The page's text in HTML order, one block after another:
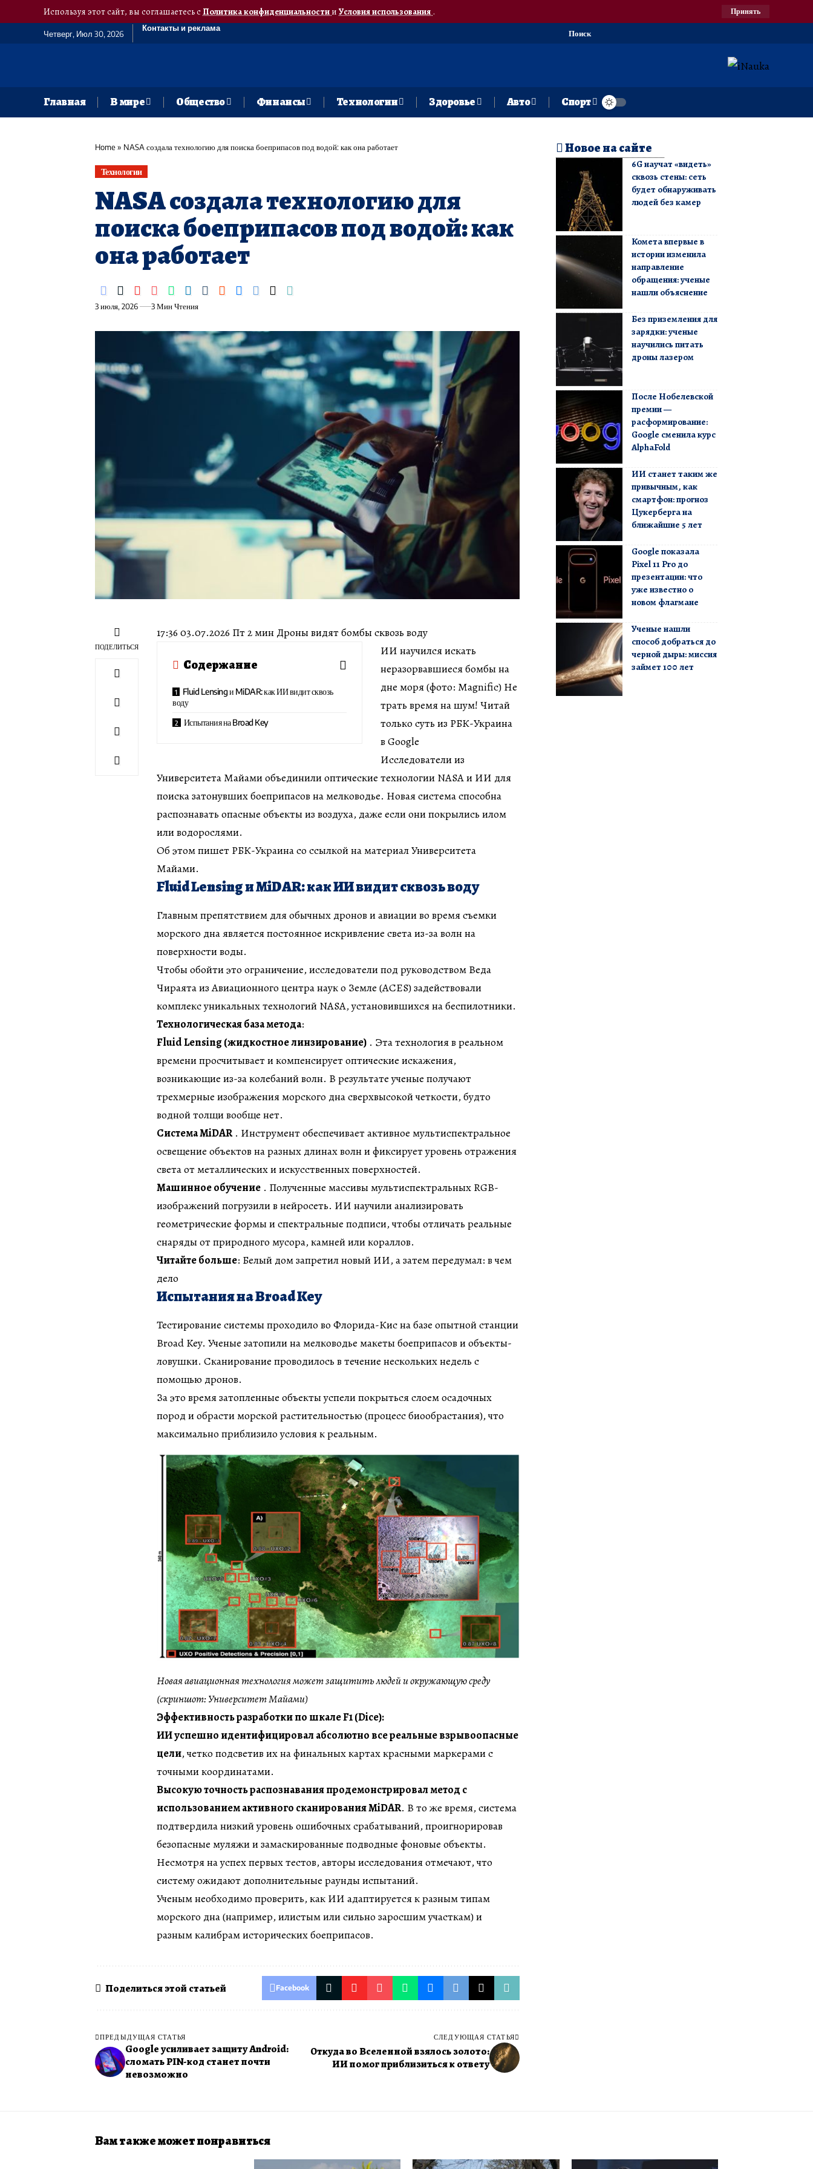
Используя этот сайт, вы соглашаетесь сПолитика конфиденциальностии Условия использования. Принять
Четверг, Июл 30, 2026
Контакты и реклама
Поиск
Главная В мире Общество Финансы Технологии Здоровье Авто Спорт
Home» NASA создала технологию для поиска боеприпасов под водой: как она работает
Технологии
NASA создала технологию для
поиска боеприпасов под водой: как
она работает
3 июля, 2026 3 Мин Чтения
ПОДЕЛИТЬСЯ
17:36 03.07.2026 Пт 2 мин Дроны видят бомбы сквозь воду
Содержание
Fluid Lensing и MiDAR: как ИИ видит сквозь
воду
Испытания на Broad Key
ИИ научился искать
неразорвавшиеся бомбы на
дне моря (фото: Magnific) Не
трать время на шум! Читай
только суть из РБК-Украина
в Google
Исследователи из
Университета Майами объединили оптические технологии NASA и ИИ для
поиска затонувших боеприпасов на мелководье. Новая система способна
распознавать опасные объекты из воздуха, даже если они покрылись илом
или водорослями.
Об этом пишет РБК-Украина со ссылкой на материал Университета
Майами.
Fluid Lensing и MiDAR: как ИИ видит сквозь воду
Главным препятствием для обычных дронов и авиации во время съемки
морского дна является постоянное искривление света из-за волн на
поверхности воды.
Чтобы обойти это ограничение, исследователи под руководством Веда
Чираята из Авиационного центра наук о Земле (ACES) задействовали
комплекс уникальных технологий NASA, установившихся на беспилотники.
Технологическая база метода:
Fluid Lensing (жидкостное линзирование) . Эта технология в реальном
времени просчитывает и компенсирует оптические искажения,
возникающие из-за колебаний волн. В результате ученые получают
трехмерные изображения морского дна сверхвысокой четкости, будто
водной толщи вообще нет.
Система MiDAR. Инструмент обеспечивает активное мультиспектральное
освещение объектов на разных длинах волн и фиксирует уровень отражения
света от металлических и искусственных поверхностей.
Машинное обучение . Полученные массивы мультиспектральных RGB-
изображений погрузили в нейросеть. ИИ научили анализировать
геометрические формы и спектральные подписи, чтобы отличать реальные
снаряды от природного мусора, камней или кораллов.
Читайте больше: Белый дом запретил новый ИИ, а затем передумал: в чем
дело
Испытания на Broad Key
Тестирование системы проходило во Флорида-Кис на базе опытной станции
Broad Key. Ученые затопили на мелководье макеты боеприпасов и объекты-
ловушки. Сканирование проводилось в течение нескольких недель с
помощью дронов.
За это время затопленные объекты успели покрыться слоем осадочных
пород и обрасти морской растительностью (процесс биообрастания), что
максимально приблизило условия к реальным.
Новая авиационная технология может защитить людей и окружающую среду
(скриншот: Университет Майами)
Эффективность разработки по шкале F1 (Dice):
ИИ успешно идентифицировал абсолютно все реальные взрывоопасные
цели, четко подсветив их на финальных картах красными маркерами с
точными координатами.
Высокую точность распознавания продемонстрировал метод с
использованием активного сканирования MiDAR. В то же время, система
подтвердила низкий уровень ошибочных срабатываний, проигнорировав
безопасные муляжи и замаскированные подводные фоновые объекты.
Несмотря на успех первых тестов, авторы исследования отмечают, что
систему ожидают дополнительные раунды испытаний.
Ученым необходимо проверить, как ИИ адаптируется к разным типам
морского дна (например, илистым или сильно заросшим участкам) и
разным калибрам исторических боеприпасов.
Поделиться этой статьей Facebook
ПРЕДЫДУЩАЯ СТАТЬЯ
Google усиливает защиту Android:
сломать PIN-код станет почти
невозможно
СЛЕДУЮЩАЯ СТАТЬЯ
Откуда во Вселенной взялось золото:
ИИ помог приблизиться к ответу
Новое на сайте
6G научат «видеть»
сквозь стены: сеть
будет обнаруживать
людей без камер
Комета впервые в
истории изменила
направление
обращения: ученые
нашли объяснение
Без приземления для
зарядки: ученые
научились питать
дроны лазером
После Нобелевской
премии —
расформирование:
Google сменила курс
AlphaFold
ИИ станет таким же
привычным, как
смартфон: прогноз
Цукерберга на
ближайшие 5 лет
Google показала
Pixel 11 Pro до
презентации: что
уже известно о
новом флагмане
Ученые нашли
способ добраться до
черной дыры: миссия
займет 100 лет
Вам также может понравиться